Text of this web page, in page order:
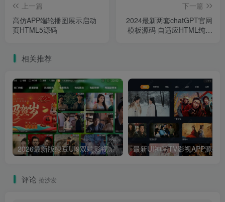
上一篇
高仿APP端轮播图展示启动
页HTML5源码
下一篇
2024最新两套chatGPT官网
模板源码 自适应HTML纯静
相关推荐
2026最新版绿豆UI9双端影视APP源码
评论 抢沙发